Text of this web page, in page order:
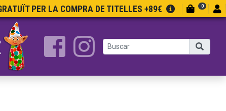
PER LA COMPRA DE TITELLES +89€ 0